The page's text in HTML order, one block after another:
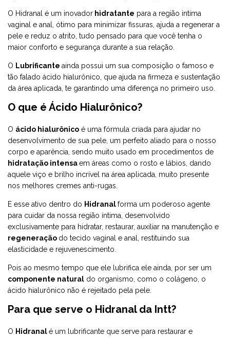
O Hidranal é um inovador hidratante para a região intíma
vaginal e anal, ótimo para minimizar fissuras, ajuda a regenerar a
pele e reduz o atrito, tudo pensado para que você tenha o
maior conforto e segurança durante a sua relação.
O Lubrificante ainda possui um sua composição o famoso e
tão falado ácido hialurônico, que ajuda na firmeza e sustentação
da área aplicada, te garantindo uma diferença no primeiro uso.
O que é Ácido Hialurônico?
O ácido hialurônico é uma fórmula criada para ajudar no
desenvolvimento de sua pele, um perfeito aliado para o nosso
corpo e aparência, sendo muito usado em procedimentos de
hidratação intensaem áreas como o rosto e lábios, dando
aquele viço e brilho incrível na área aplicada, muito presente
nos melhores cremes anti-rugas.
E esse ativo dentro do Hidranalforma um poderoso agente
para cuidar da nossa região íntima, desenvolvido
exclusivamente para hidratar, restaurar, auxiliar na manutenção e
regeneração do tecido vaginal e anal, restituindo sua
elasticidade e rejuvenescimento.
Pois ao mesmo tempo que ele lubrifica ele ainda, por ser um
componente natural do organismo, como o colágeno, o
ácido hialurônico não é rejeitado pela pele.
Para que serve o Hidranal da Intt?
O Hidranalé um lubrificante que serve para restaurar e